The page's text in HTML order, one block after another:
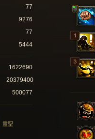
77
9276
77
5444
1622690
20379400
500077
靈聖